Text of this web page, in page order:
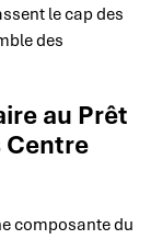
le cap des
des
au Prêt
Centre
composante du